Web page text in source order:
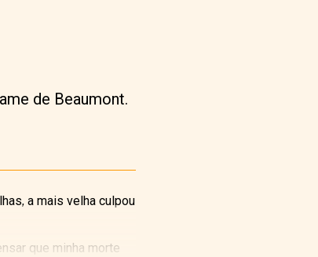
de Beaumont.
a mais velha culpou
que minha morte